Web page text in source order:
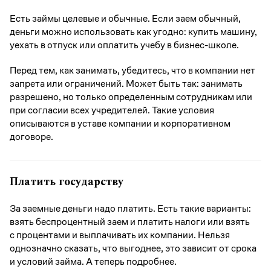
Есть займы целевые и обычные. Если заем обычный,
деньги можно использовать как угодно: купить машину,
уехать в отпуск или оплатить учебу в бизнес-школе.
Перед тем, как занимать, убедитесь, что в компании нет
запрета или ограничений. Может быть так: занимать
разрешено, но только определенным сотрудникам или
при согласии всех учредителей. Такие условия
описываются в уставе компании и корпоративном
договоре.
Платить государству
За заемные деньги надо платить. Есть такие варианты:
взять беспроцентный заем и платить налоги или взять
с процентами и выплачивать их компании. Нельзя
однозначно сказать, что выгоднее, это зависит от срока
и условий займа. А теперь подробнее.